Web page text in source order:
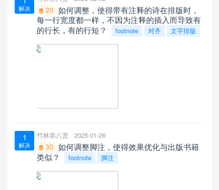
解决 20 如何调整，使得带有注释的诗在排版时，
每一行宽度都一样，不因为注释的插入而导致有
的行长，有的行短？
footnote 对齐 文字排版
1
解决
竹林第八贤 2025-01-26
30 如何调整脚注，使得效果优化与出版书籍
类似？
footnote 脚注